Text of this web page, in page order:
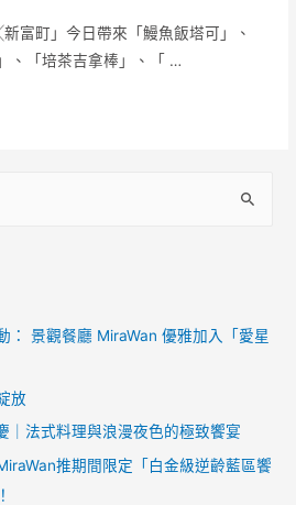
富町」今日帶來「鰻魚飯塔可」、
、「培茶吉拿棒」、「 …
： 景觀餐廳 MiraWan 優雅加入「愛星
放
｜法式料理與浪漫夜色的極致饗宴
推期間限定「白金級逆齡藍區饗